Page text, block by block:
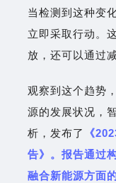
当检测到这种变
立即采取行动。
放，还可以通过
观察到这个趋势
源的发展状况，
析，发布了
《
告》。报告通过
融合新能源方面